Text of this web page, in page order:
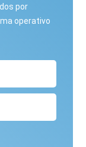
​​por
operativo